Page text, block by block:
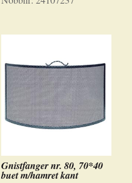
Gnistfanger nr. 80, 70*40
buet m/hamret kant